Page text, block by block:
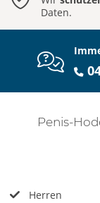
Daten.
Penis-
Herren